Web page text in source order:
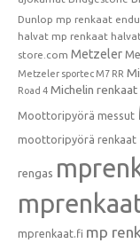
Dunlop mp renkaat
halvat mp renkaat
store.com Metzeler
Metzeler sportec M7 RR
Road 4 Michelin renkaat
Moottoripyörä messut
moottoripyörä renkaat
rengas
mprenkaat.fi mp